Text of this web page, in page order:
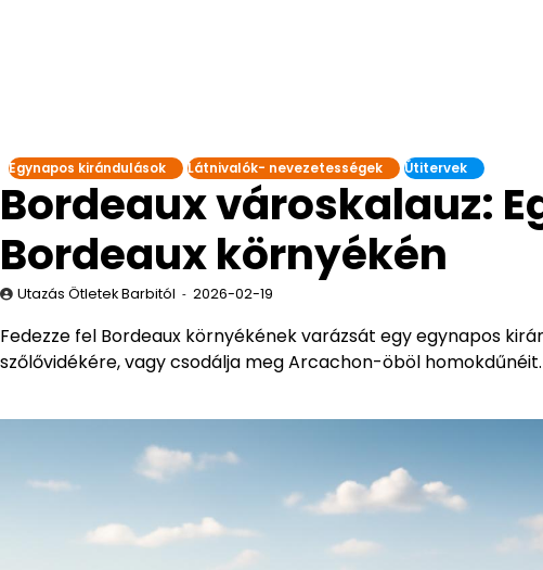
Egynapos kirándulások Látnivalók- nevezetességek Útitervek
Bordeaux városkalauz:
Bordeaux környékén
Utazás Ötletek Barbitól 2026-02-19
Fedezze fel Bordeaux környékének varázsát egy egynapos
szőlővidékére, vagy csodálja meg Arcachon-öböl